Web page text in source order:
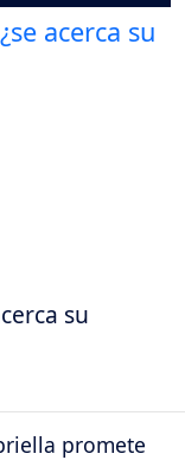
su
promete